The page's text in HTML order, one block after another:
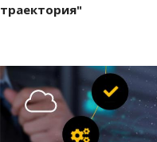
траектория"